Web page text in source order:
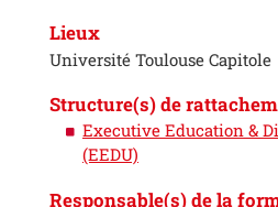
Lieux
Université Toulouse Capitole
Structure(s) de
Executive Education &
(EEDU)
Responsable(s) de la